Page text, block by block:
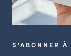
S'ABONNER À